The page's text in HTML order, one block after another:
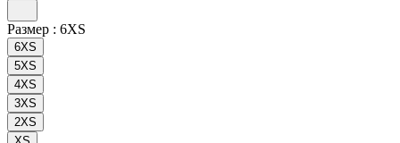
Размер : 6XS
6XS
5XS
4XS
3XS
2XS